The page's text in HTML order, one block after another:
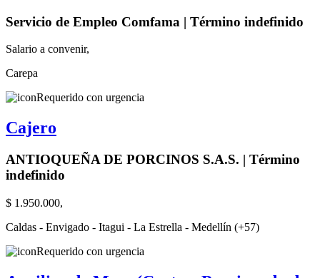
Servicio de Empleo Comfama | Término indefinido
Salario a convenir,
Carepa
Requerido con urgencia
Cajero
ANTIOQUEÑA DE PORCINOS S.A.S. | Término
indefinido
$ 1.950.000,
Caldas - Envigado - Itagui - La Estrella - Medellín (+57)
Requerido con urgencia